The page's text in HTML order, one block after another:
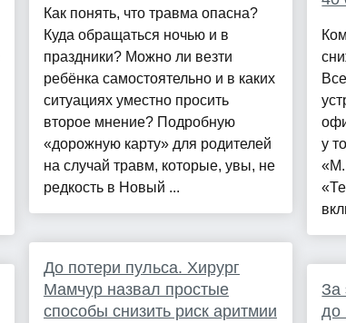
Как понять, что травма опасна?
Куда обращаться ночью и в
праздники? Можно ли везти
ребёнка самостоятельно и в каких
ситуациях уместно просить
второе мнение? Подробную
«дорожную карту» для родителей
на случай травм, которые, увы, не
редкость в Новый ...
До потери пульса. Хирург
Мамчур назвал простые
способы снизить риск аритмии
у
За
до